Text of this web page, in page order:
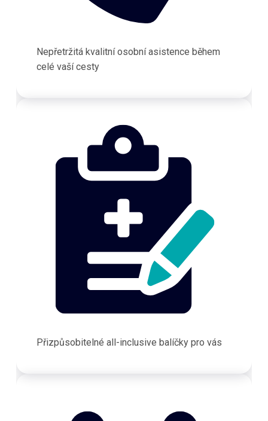
Nepřetržitá kvalitní osobní asistence během
celé vaší cesty
Přizpůsobitelné all-inclusive balíčky pro vás